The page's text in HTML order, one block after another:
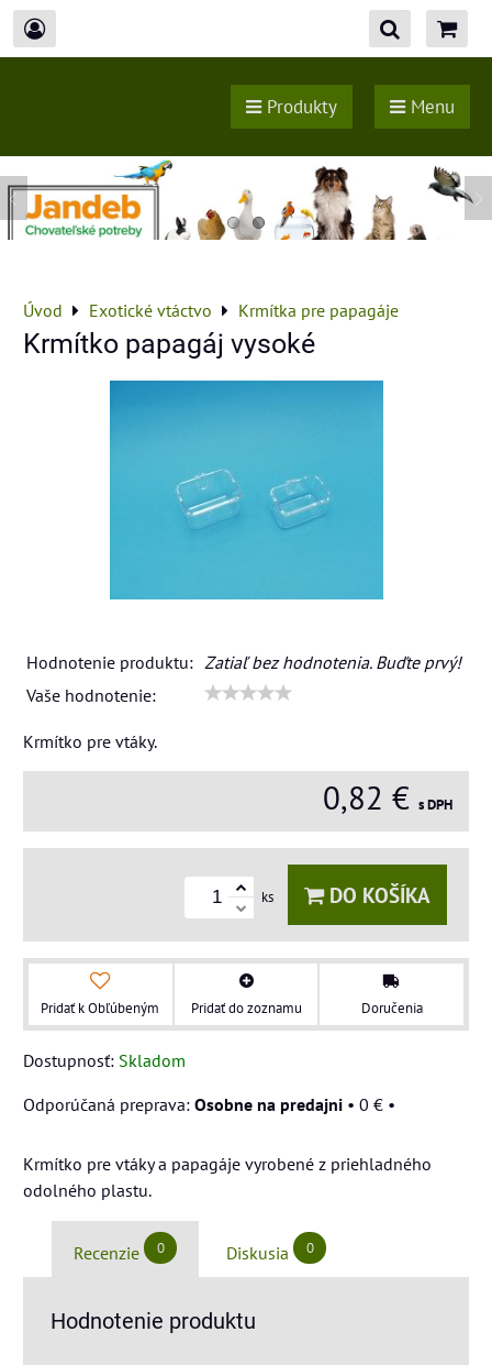
Produkty Menu
Úvod Exotické vtáctvo Krmítka pre papagáje
Krmítko papagáj vysoké
Hodnotenie produktu: Zatiaľ bez hodnotenia. Buďte prvý!
Vaše hodnotenie:
Krmítko pre vtáky.
0,82 € s DPH
ks DO KOŠÍKA
Pridať k Obľúbeným Pridať do zoznamu Doručenia
Dostupnosť: Skladom
Osobne na predajni • 0 € •
Krmítko pre vtáky a papagáje vyrobené z priehladného
odolného plastu.
Recenzie 0 Diskusia 0
Hodnotenie produktu